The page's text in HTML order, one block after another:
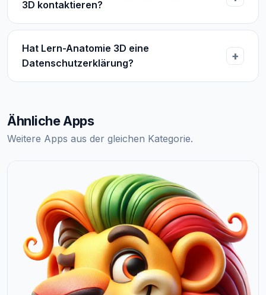
3D kontaktieren?
Hat Lern-Anatomie 3D eine
Datenschutzerklärung?
Ähnliche Apps
Weitere Apps aus der gleichen Kategorie.